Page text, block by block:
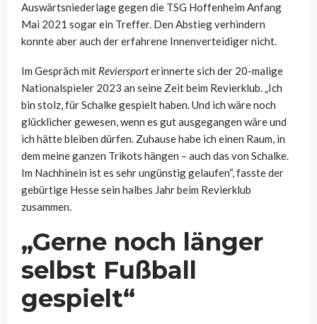
Auswärtsniederlage gegen die TSG Hoffenheim Anfang
Mai 2021 sogar ein Treffer. Den Abstieg verhindern
konnte aber auch der erfahrene Innenverteidiger nicht.
Im Gespräch mit Reviersporterinnerte sich der 20-malige
Nationalspieler 2023 an seine Zeit beim Revierklub. „Ich
bin stolz, für Schalke gespielt haben. Und ich wäre noch
glücklicher gewesen, wenn es gut ausgegangen wäre und
ich hätte bleiben dürfen. Zuhause habe ich einen Raum, in
dem meine ganzen Trikots hängen – auch das von Schalke.
Im Nachhinein ist es sehr ungünstig gelaufen“, fasste der
gebürtige Hesse sein halbes Jahr beim Revierklub
zusammen.
„Gerne noch länger
selbst Fußball
gespielt“